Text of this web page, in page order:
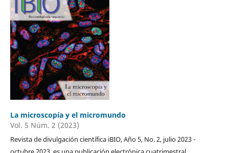
La microscopía y el micromundo
Vol. 5 Núm. 2 (2023)
Revista de divulgación científica iBIO, Año 5, No. 2, julio 2023 -